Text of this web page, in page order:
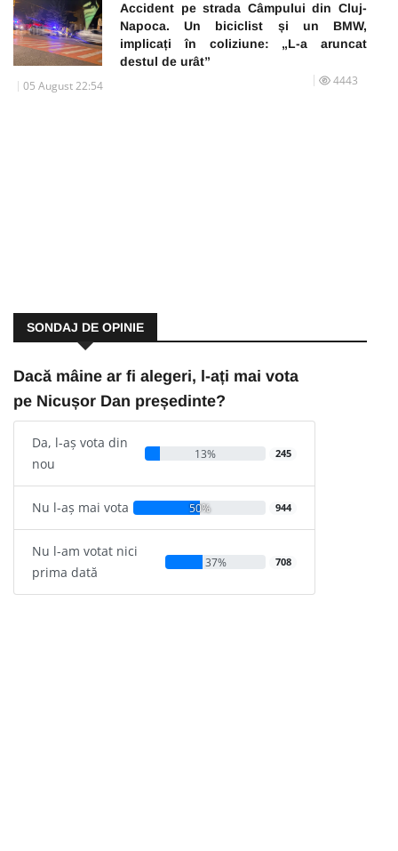
Accident pe strada Câmpului din Cluj-
Napoca. Un biciclist și un BMW,
implicați în coliziune: „L-a aruncat
destul de urât”
05 August 22:54 4443
SONDAJ DE OPINIE
Dacă mâine ar fi alegeri, l-ați mai vota
pe Nicușor Dan președinte?
Da, l-aș vota din
nou
13% 245
Nu l-aș mai vota 50% 944
Nu l-am votat nici
prima dată
37% 708